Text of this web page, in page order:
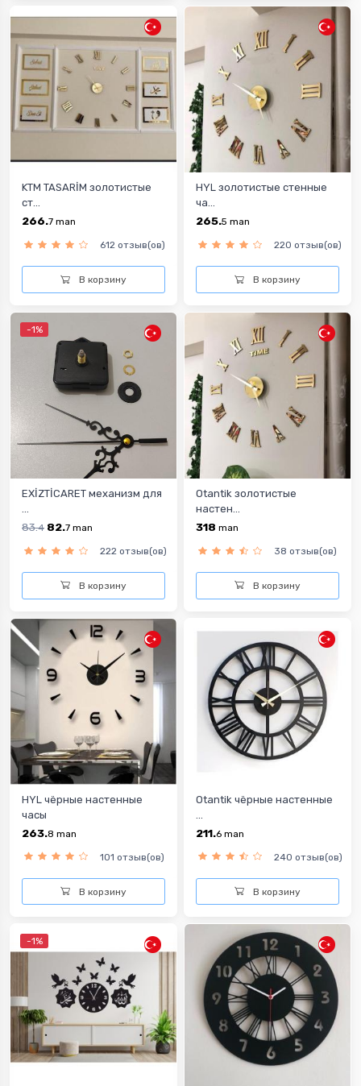
KTM TASARİM золотистые
ст...
266.7 man
612 отзыв(ов)
В корзину
HYL золотистые стенные
ча...
265.5 man
220 отзыв(ов)
В корзину
-1%
EXİZTİCARET механизм для
...
83.4 82.7 man
222 отзыв(ов)
В корзину
Otantik золотистые
настен...
318 man
38 отзыв(ов)
В корзину
HYL чёрные настенные
часы
263.8 man
101 отзыв(ов)
В корзину
Otantik чёрные настенные
211.6 man
240 отзыв(ов)
В корзину
-1%